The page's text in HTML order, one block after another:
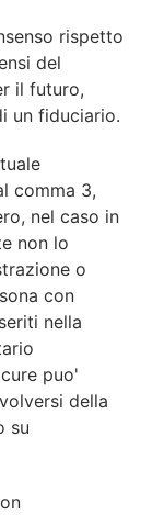
rispetto
del
il futuro,
un fiduciario.
comma 3,
nel caso in
non lo
o
con
nella
puo'
della
su